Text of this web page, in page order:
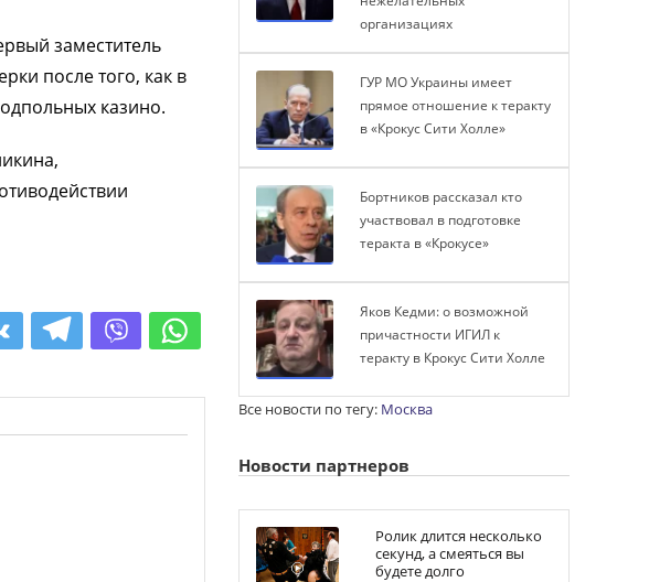
заместитель
после того, как в
казино.
организациях
ГУР МО Украины имеет
прямое отношение к теракту
в «Крокус Сити Холле»
Бортников рассказал кто
участвовал в подготовке
теракта в «Крокусе»
Яков Кедми: о возможной
причастности ИГИЛ к
теракту в Крокус Сити Холле
Все новости по тегу: Москва
Новости партнеров
Ролик длится несколько
секунд, а смеяться вы
будете долго